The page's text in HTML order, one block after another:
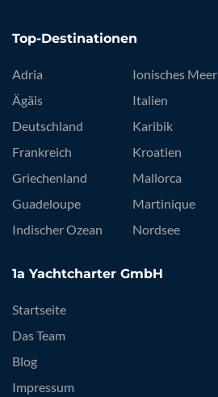
Top-Destinationen
Adria
Ägäis
Deutschland
Frankreich
Griechenland
Guadeloupe
Indischer Ozean
Ionisches Meer
Italien
Karibik
Kroatien
Mallorca
Martinique
Nordsee
1a Yachtcharter GmbH
Startseite
Das Team
Blog
Impressum